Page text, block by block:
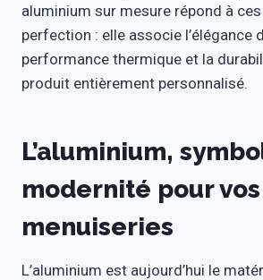
aluminium sur mesure répond à
perfection : elle associe l’élégance
performance thermique et la
produit entièrement personnalisé.
L’aluminium,
modernité pour vos
menuiseries
L’aluminium est aujourd’hui le